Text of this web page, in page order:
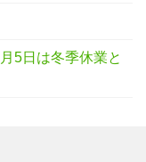
5日は冬季休業と